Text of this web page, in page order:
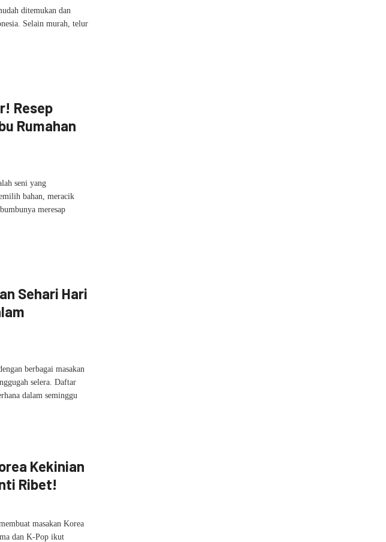
ditemukan dan
Selain murah, telur
Resep
Rumahan
seni yang
bahan, meracik
meresap
Sehari Hari
berbagai masakan
selera. Daftar
dalam seminggu
Kekinian
Ribet!
masakan Korea
dan K-Pop ikut